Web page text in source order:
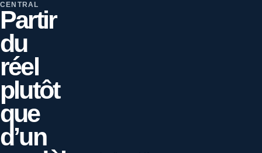
CENTRAL
Partir
du
réel
plutôt
que
d’un